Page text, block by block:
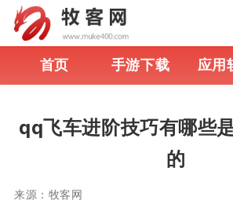
首页 手游下载 应用
qq飞车进阶技巧有哪些
的
来源： 牧客网